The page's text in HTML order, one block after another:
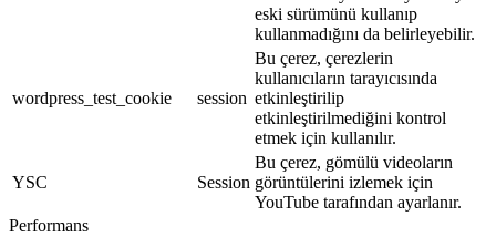
eski sürümünü kullanıp
kullanmadığını da belirleyebilir.
wordpress_test_cookie session
Bu çerez, çerezlerin
kullanıcıların tarayıcısında
etkinleştirilip
etkinleştirilmediğini kontrol
etmek için kullanılır.
YSC Session
Bu çerez, gömülü videoların
görüntülerini izlemek için
YouTube tarafından ayarlanır.
Performans